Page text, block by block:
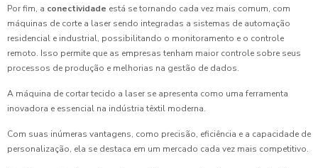
Por fim, a conectividade está se tornando cada vez mais comum, com
máquinas de corte a laser sendo integradas a sistemas de automação
residencial e industrial, possibilitando o monitoramento e o controle
remoto. Isso permite que as empresas tenham maior controle sobre seus
processos de produção e melhorias na gestão de dados.
A máquina de cortar tecido a laser se apresenta como uma ferramenta
inovadora e essencial na indústria têxtil moderna.
Com suas inúmeras vantagens, como precisão, eficiência e a capacidade de
personalização, ela se destaca em um mercado cada vez mais competitivo.